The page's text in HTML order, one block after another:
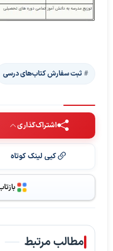
ثبت سفارش کتاب­‌های درسی
اشتراک‌گذاری
کپی لینک کوتاه
مطالب مرتبط